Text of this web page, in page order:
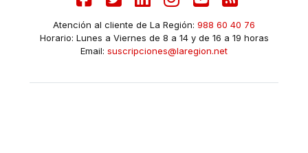
Atención al cliente de La Región: 988 60 40 76
Horario: Lunes a Viernes de 8 a 14 y de 16 a 19 horas
Email: suscripciones@laregion.net